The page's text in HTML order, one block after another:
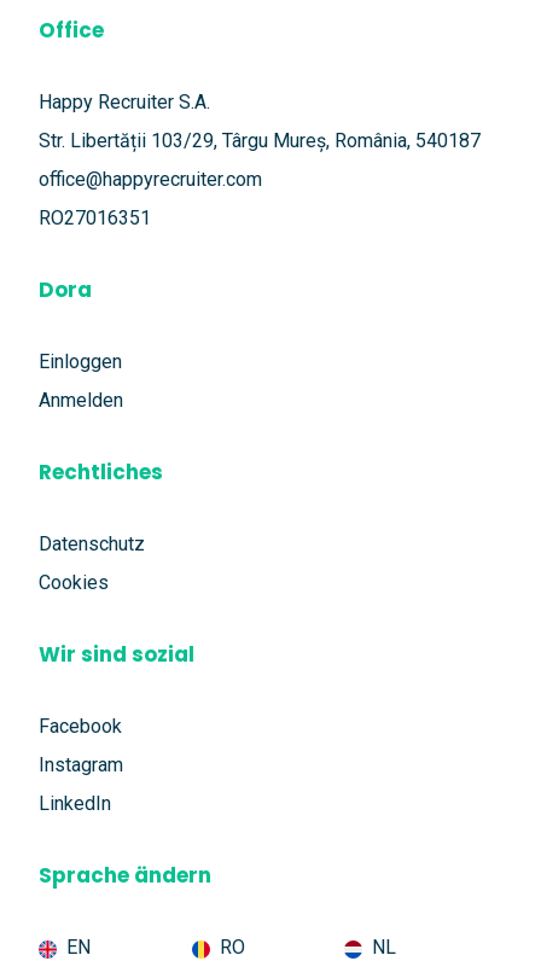
Office
Happy Recruiter S.A.
Str. Libertății 103/29, Târgu Mureș, România, 540187
office@happyrecruiter.com
RO27016351
Dora
Einloggen
Anmelden
Rechtliches
Datenschutz
Cookies
Wir sind sozial
Facebook
Instagram
LinkedIn
Sprache ändern
EN RO NL